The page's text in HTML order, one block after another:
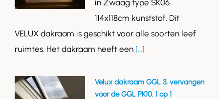
in Zwaag type SK06
114x118cm kunststof. Dit
VELUX dakraam is geschikt voor alle soorten leef
ruimtes. Het dakraam heeft een [...]
Velux dakraam GGL 3, vervangen
voor de GGL PK10. 1 op 1